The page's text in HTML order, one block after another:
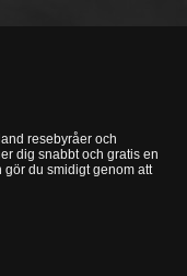
resebyråer och
dig snabbt och gratis en
gör du smidigt genom att